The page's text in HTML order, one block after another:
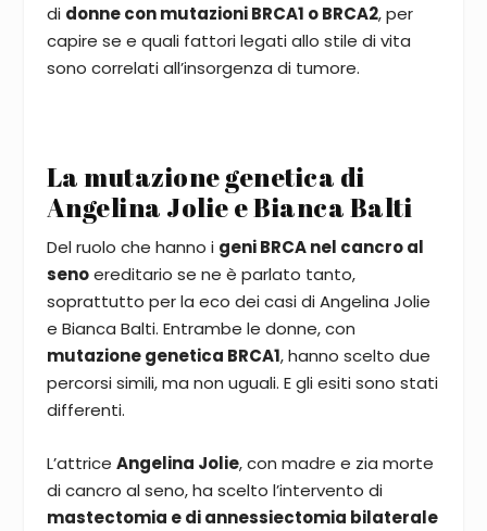
di donne con mutazioni BRCA1 o BRCA2, per
capire se e quali fattori legati allo stile di vita
sono correlati all’insorgenza di tumore.
La mutazione genetica di
Angelina Jolie e Bianca Balti
Del ruolo che hanno i geni BRCA nel cancro al
senoereditario se ne è parlato tanto,
soprattutto per la eco dei casi di Angelina Jolie
e Bianca Balti. Entrambe le donne, con
mutazione genetica BRCA1, hanno scelto due
percorsi simili, ma non uguali. E gli esiti sono stati
differenti.
L’attrice Angelina Jolie, con madre e zia morte
di cancro al seno, ha scelto l’intervento di
mastectomia e di annessiectomia bilaterale